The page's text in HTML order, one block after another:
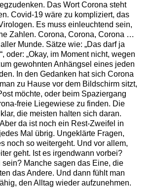
Das Wort Corona steht
Covid-19 wäre zu kompliziert, das
Es muss einleuchtend sein,
Zahlen. Corona, Corona, Corona …
Munde. Sätze wie: „Das darf ja
oder: „Okay, im Moment nicht, wegen
gewohnten Anhängsel eines jeden
In den Gedanken hat sich Corona
zu Hause vor dem Bildschirm sitzt,
möchte, oder beim Spaziergang
freie Liegewiese zu finden. Die
die meisten halten sich daran.
da ist noch ein Rest-Zweifel in
Mal übrig. Ungeklärte Fragen,
noch so weitergeht. Und vor allem,
geht. Ist es irgendwann vorbei?
Manche sagen das Eine, die
das Andere. Und dann fühlt man
den Alltag wieder aufzunehmen.